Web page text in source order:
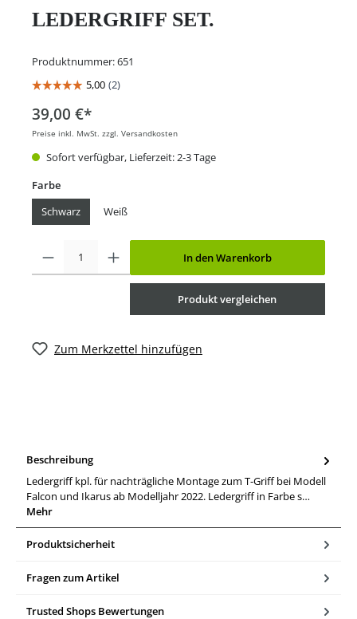
LEDERGRIFF SET.
Produktnummer:651
39,00 €*
Preise inkl. MwSt. zzgl. Versandkosten
Sofort verfügbar, Lieferzeit: 2-3 Tage
Farbe
Schwarz
Weiß
In den Warenkorb
Produkt vergleichen
Zum Merkzettel hinzufügen
Beschreibung
Ledergriff kpl. für nachträgliche Montage zum T-Griff bei Modell
Falcon und Ikarus ab Modelljahr 2022. Ledergriff in Farbe s…
Mehr
Produktsicherheit
Fragen zum Artikel
Trusted Shops Bewertungen